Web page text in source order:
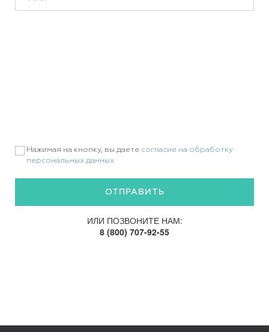
Нажимая на кнопку, вы даете согласие на обработку
персональных данных
ИЛИ ПОЗВОНИТЕ НАМ:
8 (800) 707-92-55